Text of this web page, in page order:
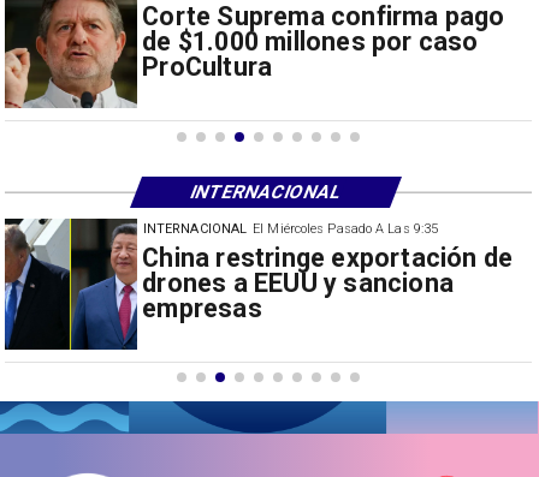
El Miércoles Pasado A Las 9:35
Papa León XIV anuncia gira por
Sudamérica
INTERNACIONAL
Corte Suprema confirma pago
de $1.000 millones por caso
ProCultura
INTERNACIONAL